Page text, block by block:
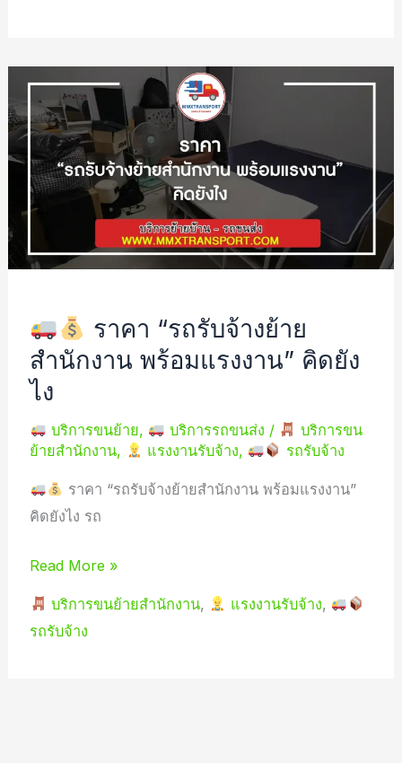
ราคา “รถรับจ้างย้าย
สำนักงาน พร้อมแรงงาน” คิดยัง
ไง
บริการขนย้าย, บริการรถขนส่ง /
บริการขน
ย้ายสำนักงาน, แรงงานรับจ้าง, รถรับจ้าง
ราคา “รถรับจ้างย้ายสำนักงาน พร้อมแรงงาน”
คิดยังไง รถ
ราคา
“รถ
รับจ้าง
ย้าย
พร้อม
คิด
ยัง
ไง
Read More »
บริการขนย้ายสำนักงาน, แรงงานรับจ้าง,
รถรับจ้าง